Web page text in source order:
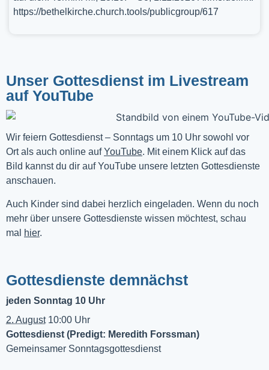
https://bethelkirche.church.tools/publicgroup/617
Unser Gottesdienst im Livestream
auf YouTube
Wir feiern Gottesdienst – Sonntags um 10 Uhr sowohl vor
Ort als auch online auf YouTube. Mit einem Klick auf das
Bild kannst du dir auf YouTube unsere letzten Gottesdienste
anschauen.
Auch Kinder sind dabei herzlich eingeladen. Wenn du noch
mehr über unsere Gottesdienste wissen möchtest, schau
mal
hier.
Gottesdienste demnächst
jeden Sonntag 10 Uhr
2. August10:00 Uhr
Gottesdienst (Predigt: Meredith Forssman)
Gemeinsamer Sonntagsgottesdienst